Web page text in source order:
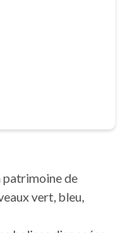
patrimoine de
vert, bleu,